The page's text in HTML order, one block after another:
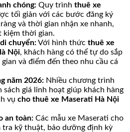
chóng: Quy trình thuê xe
tối giản với các bước đăng ký
và thời gian nhận xe nhanh,
kiệm thời gian.
chuyển:Với hình thức thuê xe
Nội, khách hàng có thể tự do sắp
và điểm đến theo nhu cầu cá
năm 2026: Nhiều chương trình
sách giá linh hoạt giúp khách hàng
vụ cho thuê xe Maserati Hà Nội
an toàn: Các mẫu xe Maserati cho
tra kỹ thuật, bảo dưỡng định kỳ